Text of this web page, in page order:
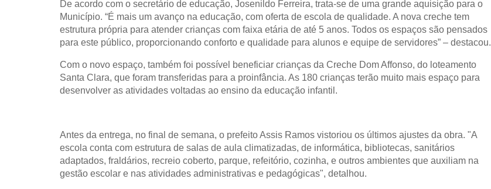
De acordo com o secretário de educação, Josenildo Ferreira, trata-se de uma grande aquisição para o
Município. “É mais um avanço na educação, com oferta de escola de qualidade. A nova creche tem
estrutura própria para atender crianças com faixa etária de até 5 anos. Todos os espaços são pensados
para este público, proporcionando conforto e qualidade para alunos e equipe de servidores” – destacou.
Com o novo espaço, também foi possível beneficiar crianças da Creche Dom Affonso, do loteamento
Santa Clara, que foram transferidas para a proinfância. As 180 crianças terão muito mais espaço para
desenvolver as atividades voltadas ao ensino da educação infantil.
Antes da entrega, no final de semana, o prefeito Assis Ramos vistoriou os últimos ajustes da obra. "A
escola conta com estrutura de salas de aula climatizadas, de informática, bibliotecas, sanitários
adaptados, fraldários, recreio coberto, parque, refeitório, cozinha, e outros ambientes que auxiliam na
gestão escolar e nas atividades administrativas e pedagógicas", detalhou.